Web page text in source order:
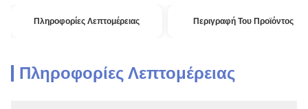
Πληροφορίες Λεπτομέρειας Περιγραφή Του Προϊόντος
Πληροφορίες Λεπτομέρειας